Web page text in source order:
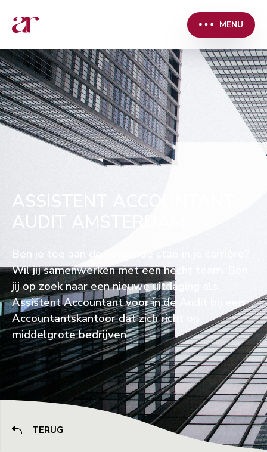
MENU
ASSISTENT ACCOUNTANT
AUDIT AMSTERDAM
Ben je toe aan de volgende stap in je carrière?
Wil jij samenwerken met een hecht team, Ben
jij op zoek naar een nieuwe uitdaging als
Assistent Accountant voor in de Audit bij een
Accountantskantoor dat zich richt op
middelgrote bedrijven
TERUG